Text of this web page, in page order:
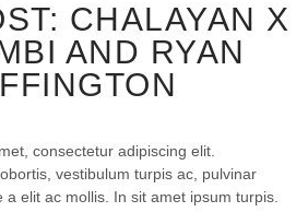
CHALAYAN X
AND RYAN
consectetur adipiscing elit.
vestibulum turpis ac, pulvinar
a elit ac mollis. In sit amet ipsum turpis.